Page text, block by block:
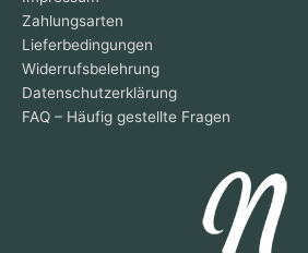
Zahlungsarten
Lieferbedingungen
Widerrufsbelehrung
Datenschutzerklärung
FAQ – Häufig gestellte Fragen